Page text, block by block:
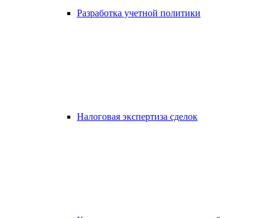
Разработка учетной политики
Налоговая экспертиза сделок